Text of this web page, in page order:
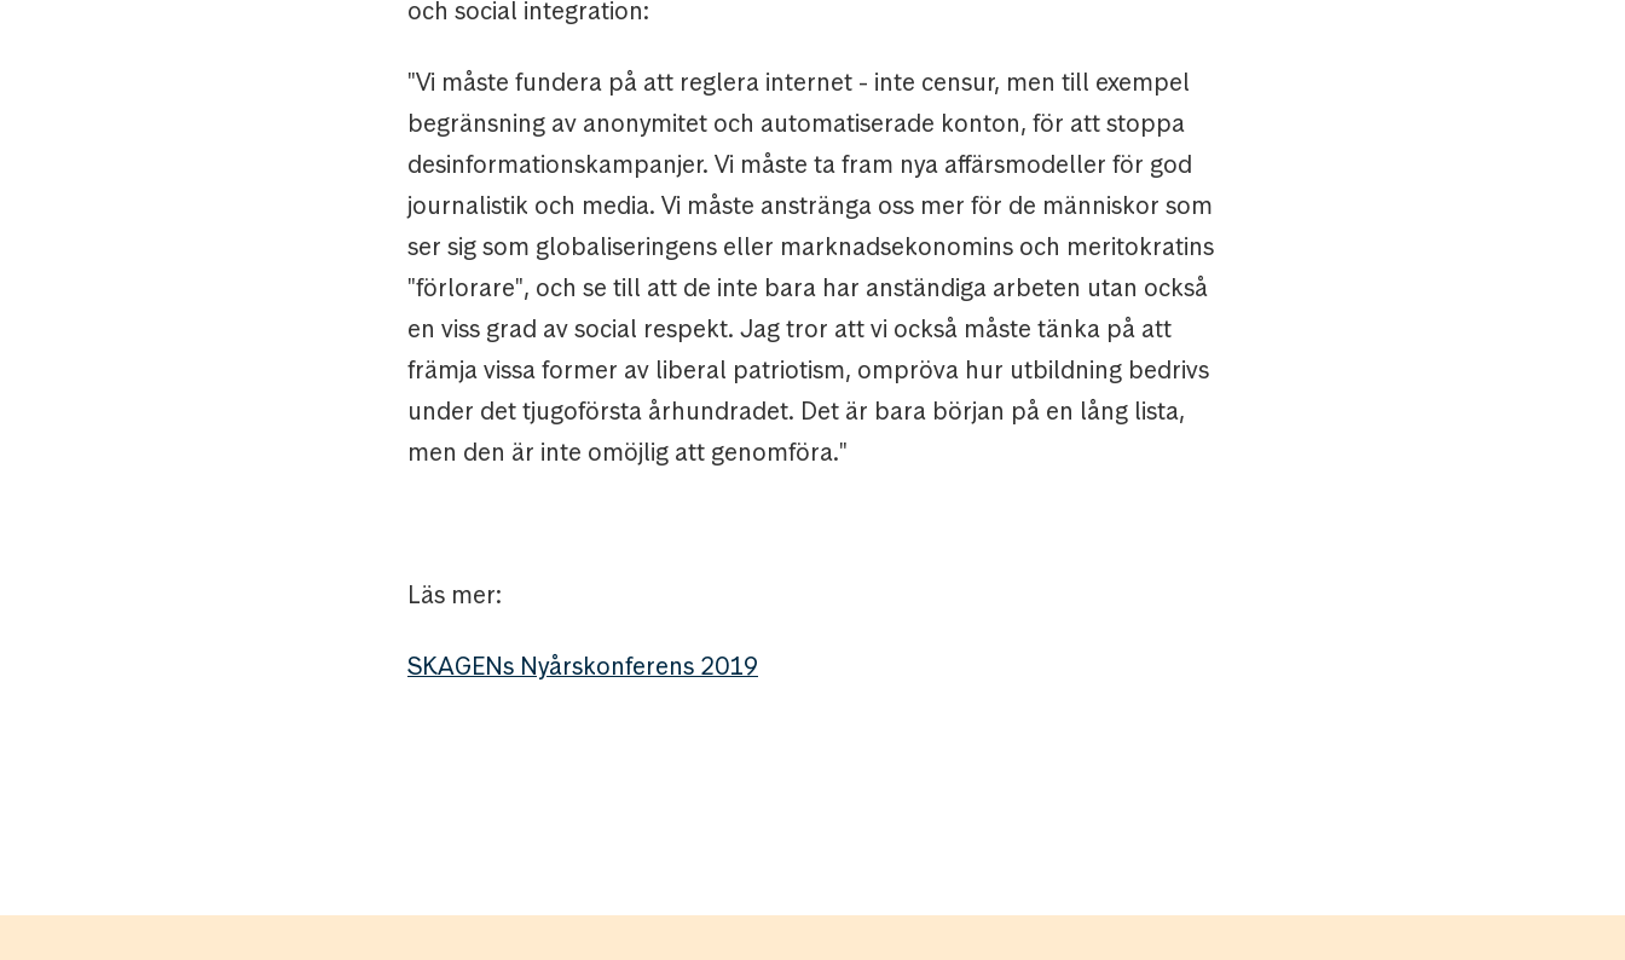
och social integration:
"Vi måste fundera på att reglera internet - inte censur, men till exempel
begränsning av anonymitet och automatiserade konton, för att stoppa
desinformationskampanjer. Vi måste ta fram nya affärsmodeller för god
journalistik och media. Vi måste anstränga oss mer för de människor som
ser sig som globaliseringens eller marknadsekonomins och meritokratins
"förlorare", och se till att de inte bara har anständiga arbeten utan också
en viss grad av social respekt. Jag tror att vi också måste tänka på att
främja vissa former av liberal patriotism, ompröva hur utbildning bedrivs
under det tjugoförsta århundradet. Det är bara början på en lång lista,
men den är inte omöjlig att genomföra."
Läs mer:
SKAGENs Nyårskonferens 2019